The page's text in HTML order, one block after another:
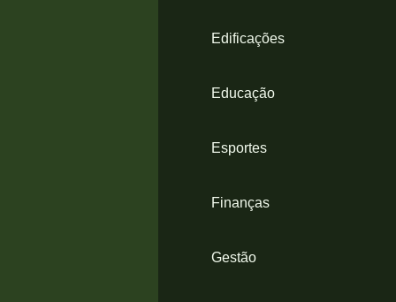
Edificações
Educação
Esportes
Finanças
Gestão